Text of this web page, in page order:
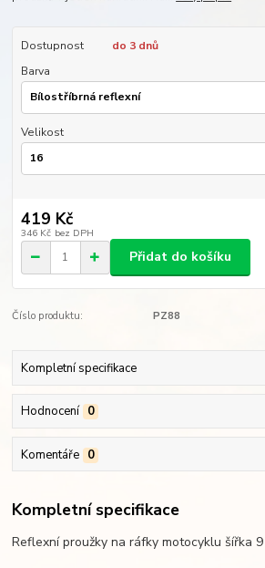
Dostupnost
do 3 dnů
Barva
Velikost
419 Kč
346 Kč bez DPH
Přidat do košíku
Číslo produktu: PZ88
Kompletní specifikace
Hodnocení 0
Komentáře 0
Kompletní specifikace
Reflexní proužky na ráfky motocyklu šířka 9